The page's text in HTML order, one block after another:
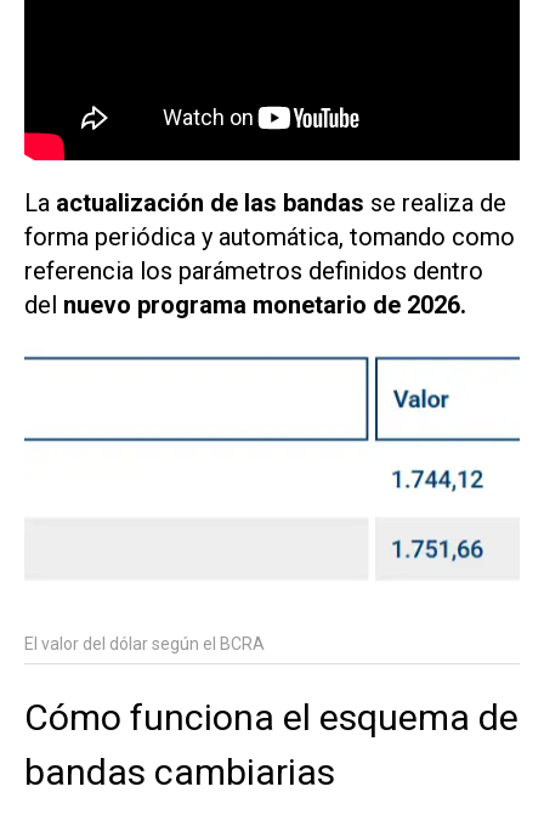
La actualización de las bandas se realiza de
forma periódica y automática, tomando como
referencia los parámetros definidos dentro
del nuevo programa monetario de 2026.
El valor del dólar según el BCRA
Cómo funciona el esquema de
bandas cambiarias